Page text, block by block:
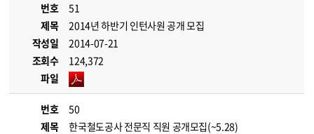
번호
51
제목
2014년 하반기 인턴사원 공개 모집
작성일
2014-07-21
조회수
124,372
파일
번호
50
제목
한국철도공사 전문직 직원 공개모집(~5.28)